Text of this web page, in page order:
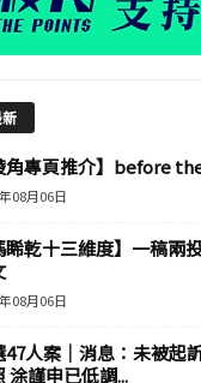
角專頁推介】before
08月06日
睎乾十三維度】一稿兩
08月06日
47人案｜消息：未被起
涂謹申已低調...